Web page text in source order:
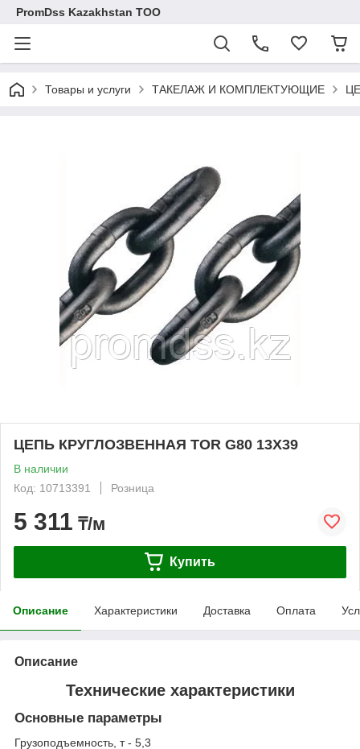
PromDss Kazakhstan TOO
Товары и услуги ТАКЕЛАЖ И КОМПЛЕКТУЮЩИЕ
ЦЕПЬ КРУГЛОЗВЕННАЯ TOR G80 13Х39
В наличии
Код: 10713391
Розница
5 311 ₸/м
Купить
Описание Характеристики Доставка Оплата
Описание
Технические характеристики
Основные параметры
Грузоподъемность, т - 5,3